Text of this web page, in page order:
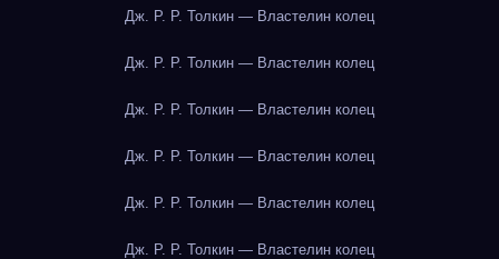
Дж. Р. Р. Толкин — Властелин колец
Дж. Р. Р. Толкин — Властелин колец
Дж. Р. Р. Толкин — Властелин колец
Дж. Р. Р. Толкин — Властелин колец
Дж. Р. Р. Толкин — Властелин колец
Дж. Р. Р. Толкин — Властелин колец